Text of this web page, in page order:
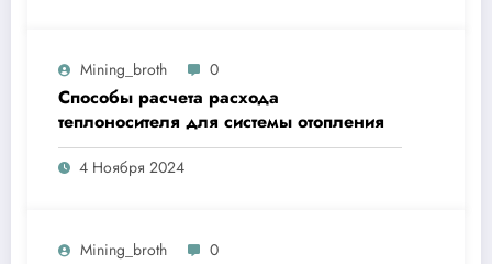
Mining_broth 0
Способы расчета расхода
теплоносителя для системы отопления
4 Ноября 2024
Mining_broth 0